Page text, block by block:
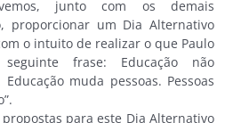
junto com os demais
proporcionar um Dia Alternativo
o intuito de realizar o que Paulo
frase: Educação não
muda pessoas. Pessoas
para este Dia Alternativo